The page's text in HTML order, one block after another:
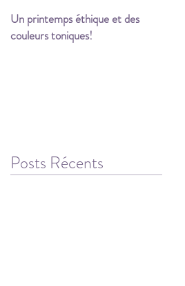
Un printemps éthique et des
couleurs toniques!
Posts Récents